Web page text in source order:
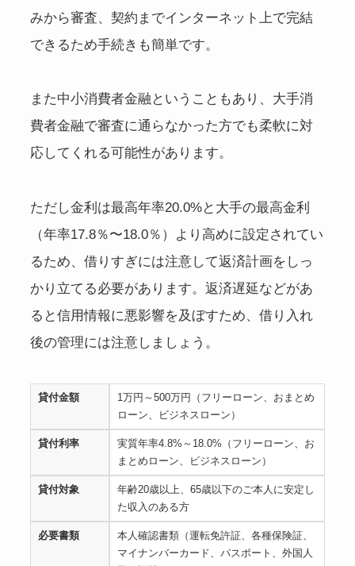
みから審査、契約までインターネット上で完結
できるため手続きも簡単です。
また中小消費者金融ということもあり、大手消
費者金融で審査に通らなかった方でも柔軟に対
応してくれる可能性があります。
ただし金利は最高年率20.0%と大手の最高金利
（年率17.8％〜18.0％）より高めに設定されてい
るため、借りすぎには注意して返済計画をしっ
かり立てる必要があります。返済遅延などがあ
ると信用情報に悪影響を及ぼすため、借り入れ
後の管理には注意しましょう。
貸付金額
1万円～500万円（フリーローン、おまとめ
ローン、ビジネスローン）
貸付利率
実質年率4.8%～18.0%（フリーローン、お
まとめローン、ビジネスローン）
貸付対象
年齢20歳以上、65歳以下のご本人に安定し
た収入のある方
必要書類
本人確認書類（運転免許証、各種保険証、
マイナンバーカード、パスポート、外国人